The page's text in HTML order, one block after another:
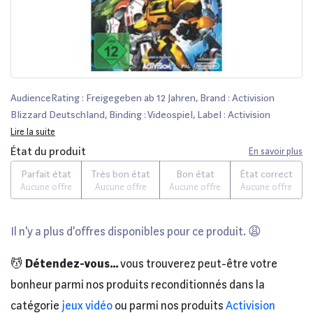
AudienceRating : Freigegeben ab 12 Jahren, Brand : Activision
Blizzard Deutschland, Binding : Videospiel, Label : Activision
Blizzard Deutschland, Publisher : Activision Blizzard Deutschland,
medium : Videospiel, 0 : Nintendo WII, 0 : Nintendo Wii, releaseDate
: 2012-11-02
Lire la suite
État du produit En savoir plus
Parfait état
Aucune offre
Très bon état
Aucune offre
Bon état
Aucune offre
État correct
Aucune offre
Il n'y a plus d'offres disponibles pour ce produit. 😩
💆 Détendez-vous...vous trouverez peut-être votre
bonheur parmi nos produits reconditionnés dans la
catégorie jeux vidéo ou parmi nos produits Activision